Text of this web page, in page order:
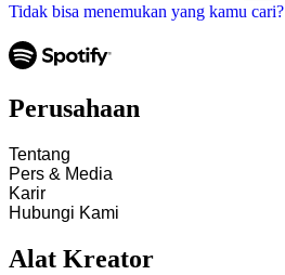
Tidak bisa menemukan yang kamu cari?
Perusahaan
Tentang
Pers & Media
Karir
Hubungi Kami
Alat Kreator